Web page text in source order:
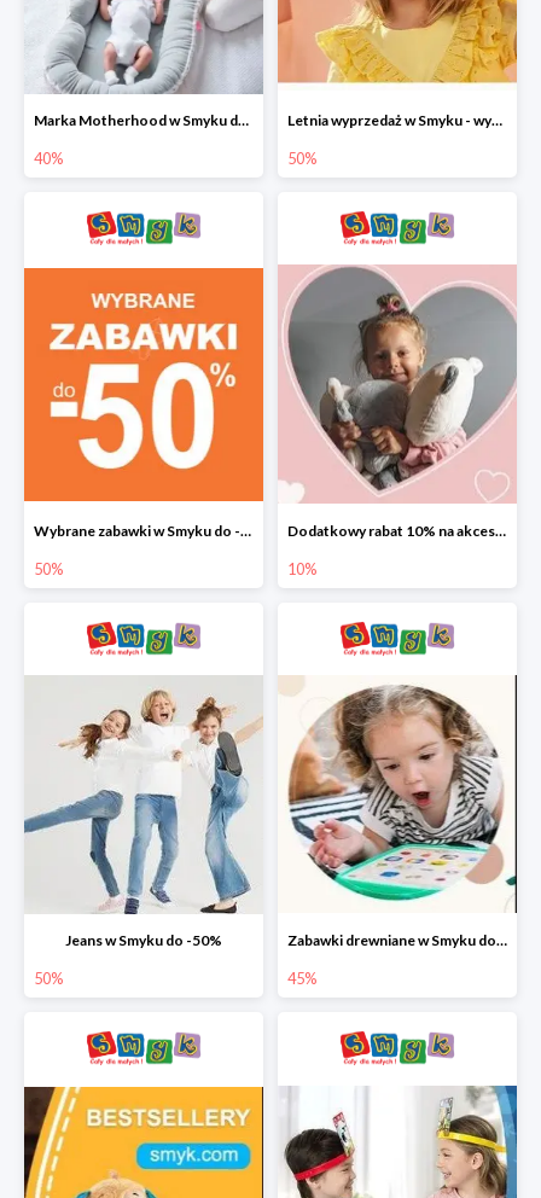
Marka Motherhood w Smyku do -40%
40%
Letnia wyprzedaż w Smyku - wybrane ubrania i buty do -50%
50%
Wybrane zabawki w Smyku do -50%
50%
Dodatkowy rabat 10% na akcesoria dziecięce
10%
Jeans w Smyku do -50%
50%
Zabawki drewniane w Smyku do -45%
45%